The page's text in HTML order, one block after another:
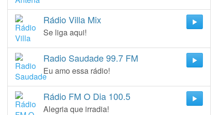
Rádio Villa Mix
Se liga aqui!
Radio Saudade 99.7 FM
Eu amo essa rádio!
Rádio FM O Dia 100.5
Alegria que irradia!